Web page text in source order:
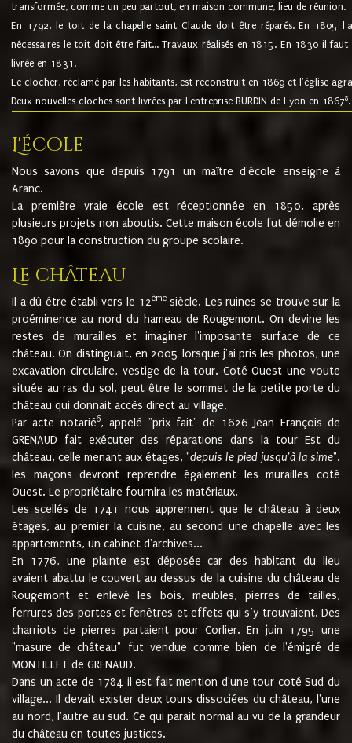
transformée, comme un peu partout, en maison commune, lieu de réunion.
En 1792, le toit de la chapelle saint Claude doit être réparés. En 1805
nécessaires le toit doit être fait... Travaux réalisés en 1815. En 1830 il
livrée en 1831.
Le clocher, réclamé par les habitants, est reconstruit en 1869 et l'église
Deux nouvelles cloches sont livrées par l'entreprise BURDIN de Lyon en 18678.
L'école
Nous savons que depuis 1791 un maître d'école enseigne à
Aranc.
La première vraie école est réceptionnée en 1850, après
plusieurs projets non aboutis. Cette maison école fut démolie en
1890 pour la construction du groupe scolaire.
Le château
Il a dû être établi vers le 12èmesiècle. Les ruines se trouve sur la
proéminence au nord du hameau de Rougemont. On devine les
restes de murailles et imaginer l'imposante surface de ce
château. On distinguait, en 2005 lorsque j'ai pris les photos, une
excavation circulaire, vestige de la tour. Coté Ouest une voute
située au ras du sol, peut être le sommet de la petite porte du
château qui donnait accès direct au village.
Par acte notarié6, appelé "prix fait" de 1626 Jean François de
GRENAUD fait exécuter des réparations dans la tour Est du
château, celle menant aux étages, "depuis le pied jusqu'à la sime".
les maçons devront reprendre également les murailles coté
Ouest. Le propriétaire fournira les matériaux.
Les scellés de 1741 nous apprennent que le château à deux
étages, au premier la cuisine, au second une chapelle avec les
appartements, un cabinet d'archives...
En 1776, une plainte est déposée car des habitant du lieu
avaient abattu le couvert au dessus de la cuisine du château de
Rougemont et enlevé les bois, meubles, pierres de tailles,
ferrures des portes et fenêtres et effets qui s’y trouvaient. Des
charriots de pierres partaient pour Corlier. En juin 1795 une
"masure de château" fut vendue comme bien de l'émigré de
MONTILLET de GRENAUD.
Dans un acte de 1784 il est fait mention d'une tour coté Sud du
village... Il devait exister deux tours dissociées du château, l'une
au nord, l'autre au sud. Ce qui parait normal au vu de la grandeur
du château en toutes justices.